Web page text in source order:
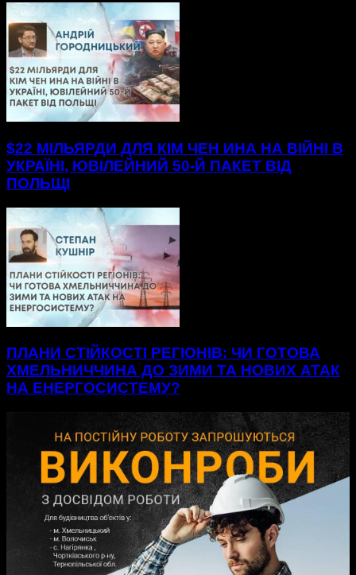
$22 МІЛЬЯРДИ ДЛЯ КІМ ЧЕН ИНА НА ВІЙНІ В
УКРАЇНІ, ЮВІЛЕЙНИЙ 50-Й ПАКЕТ ВІД
ПОЛЬЩІ
ПЛАНИ СТІЙКОСТІ РЕГІОНІВ: ЧИ ГОТОВА
ХМЕЛЬНИЧЧИНА ДО ЗИМИ ТА НОВИХ АТАК
НА ЕНЕРГОСИСТЕМУ?